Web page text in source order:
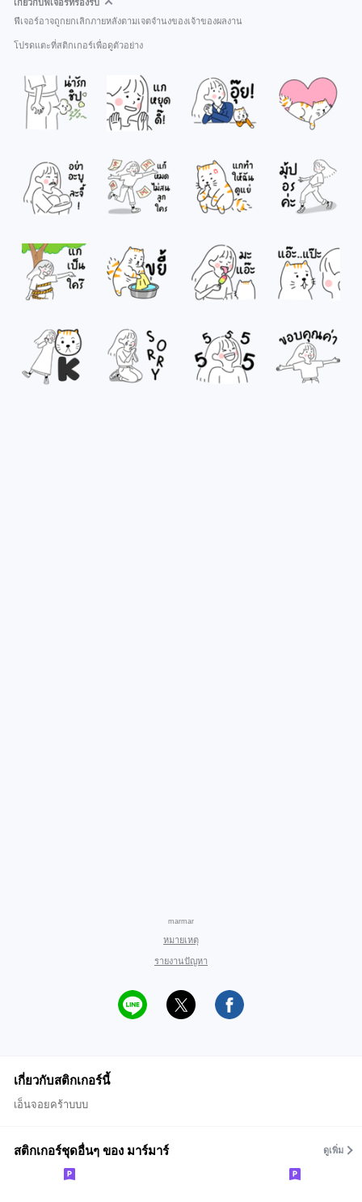
เกี่ยวกับฟีเจอร์ที่รองรับ
ฟีเจอร์อาจถูกยกเลิกภายหลังตามเจตจำนงของเจ้าของผลงาน
โปรดแตะที่สติกเกอร์เพื่อดูตัวอย่าง
marmar
หมายเหตุ
รายงานปัญหา
เกี่ยวกับสติกเกอร์นี้
เอ็นจอยคร้าบบบ
สติกเกอร์ชุดอื่นๆ ของ มาร์มาร์ ดูเพิ่ม